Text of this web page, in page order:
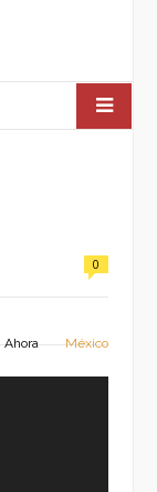
0
Ahora
México